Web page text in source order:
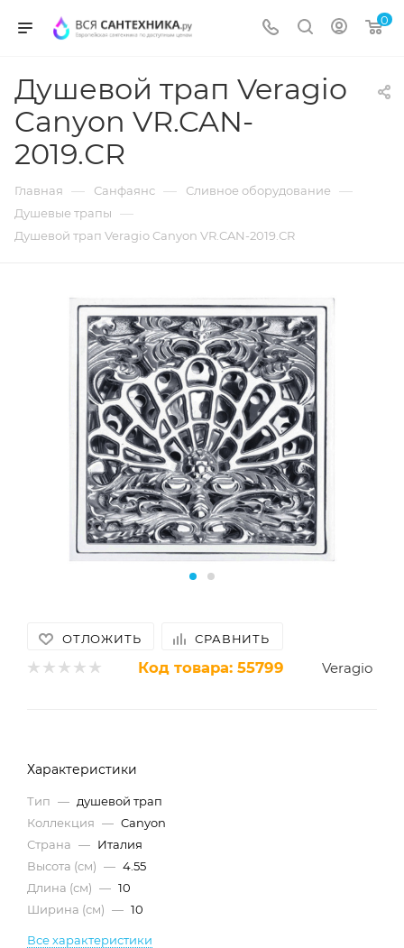
0
Душевой трап Veragio
Canyon VR.CAN-
2019.СR
Главная — Санфаянс — Сливное оборудование —
Душевые трапы —
Душевой трап Veragio Canyon VR.CAN-2019.СR
ОТЛОЖИТЬ СРАВНИТЬ
Код товара: 55799 Veragio
Характеристики
Тип — душевой трап
Коллекция — Canyon
Страна — Италия
Высота (см) — 4.55
Длина (см) — 10
Ширина (см) — 10
Все характеристики